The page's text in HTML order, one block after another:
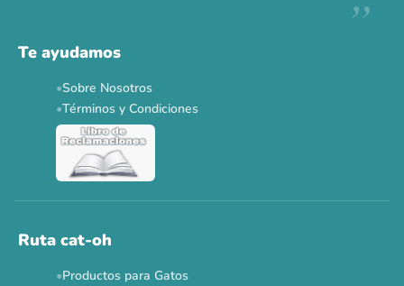
Ver todas las promos 🐾
Te ayudamos
Sobre Nosotros
Términos y Condiciones
Ruta cat-oh
Productos para Gatos